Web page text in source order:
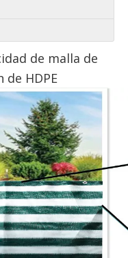
de malla de
HDPE